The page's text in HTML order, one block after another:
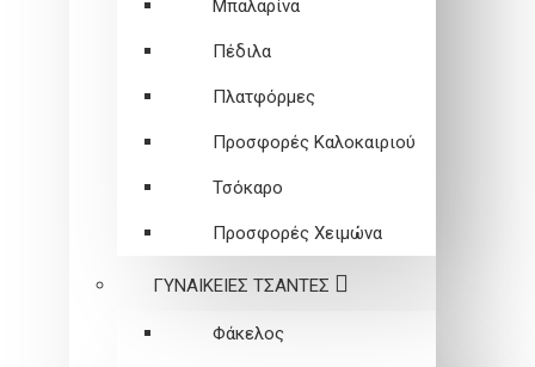
Μπαλαρίνα
Πέδιλα
Πλατφόρμες
Προσφορές Καλοκαιριού
Τσόκαρο
Προσφορές Χειμώνα
ΓΥΝΑΙΚΕΙEΣ ΤΣΑΝΤΕΣ
Φάκελος